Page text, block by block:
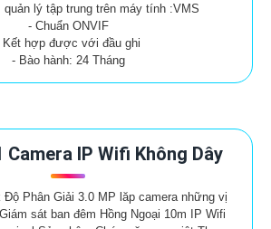
quản lý tập trung trên máy tính :VMS
- Chuẩn ONVIF
Kết hợp được với đầu ghi
- Bào hành: 24 Tháng
Camera IP Wifi Không Dây
Độ Phân Giải 3.0 MP lăp camera những vị
sát ban đêm Hồng Ngoại 10m IP Wifi